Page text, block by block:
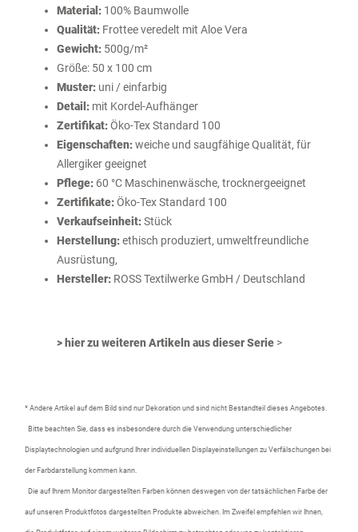
Material: 100% Baumwolle
Qualität: Frottee veredelt mit Aloe Vera
Gewicht: 500g/m²
Größe: 50 x 100 cm
Muster: uni / einfarbig
Detail: mit Kordel-Aufhänger
Zertifikat:Öko-Tex Standard 100
Eigenschaften:weiche und saugfähige Qualität, für
Allergiker geeignet
Pflege: 60 °C Maschinenwäsche, trocknergeeignet
Zertifikate:Öko-Tex Standard 100
Verkaufseinheit:Stück
Herstellung:ethisch produziert, umweltfreundliche
Ausrüstung,
Hersteller: ROSS Textilwerke GmbH / Deutschland
> hier zu weiteren Artikeln aus dieser Serie >
* Andere Artikel auf dem Bild sind nur Dekoration und sind nicht Bestandteil dieses Angebotes.
Bitte beachten Sie, dass es insbesondere durch die Verwendung unterschiedlicher
Displaytechnologien und aufgrund Ihrer individuellen Displayeinstellungen zu Verfälschungen bei
der Farbdarstellung kommen kann.
Die auf Ihrem Monitor dargestellten Farben können deswegen von der tatsächlichen Farbe der
auf unseren Produktfotos dargestellten Produkte abweichen. Im Zweifel empfehlen wir Ihnen,